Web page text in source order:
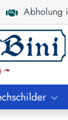
Abholung